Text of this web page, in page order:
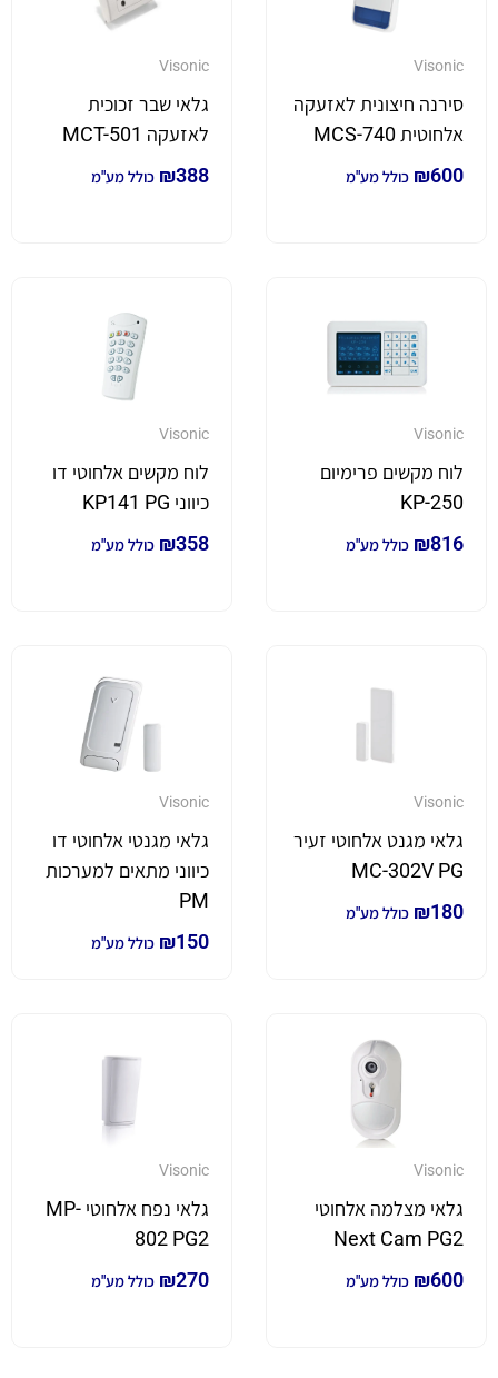
Visonic
סירנה חיצונית לאזעקה
אלחוטית MCS-740
₪600 כולל מע"מ
Visonic
גלאי שבר זכוכית
לאזעקה MCT-501
₪388 כולל מע"מ
Visonic
לוח מקשים פרימיום
KP-250
₪816 כולל מע"מ
Visonic
לוח מקשים אלחוטי דו
כיווני KP141 PG
₪358 כולל מע"מ
Visonic
גלאי מגנט אלחוטי זעיר
MC-302V PG
₪180 כולל מע"מ
Visonic
גלאי מגנטי אלחוטי דו
כיווני מתאים למערכות
PM
₪150 כולל מע"מ
Visonic
גלאי מצלמה אלחוטי
Next Cam PG2
₪600 כולל מע"מ
Visonic
גלאי נפח אלחוטי MP-
802 PG2
₪270 כולל מע"מ